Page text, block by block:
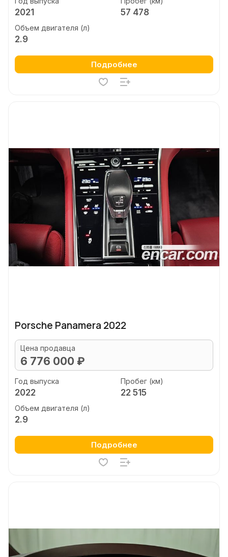
2021 57 478
Объем двигателя (л)
2.9
Подробнее
Porsche Panamera 2022
Цена продавца
6 776 000 ₽
Год выпуска
2022
Пробег (км)
22 515
Объем двигателя (л)
2.9
Подробнее